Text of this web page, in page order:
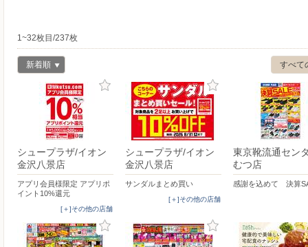
1~32枚目/237枚
すべて
新着順
シュープラザ/イオン
金沢八景店
アプリ会員様限定 アプリポ
イント10%還元
[＋]その他の店舗
シュープラザ/イオン
金沢八景店
サンダルまとめ買い
[＋]その他の店舗
東京靴流通セン
むつ店
感謝を込めて 決算